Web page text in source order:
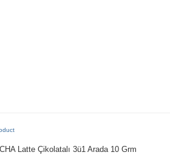
Latte Çikolatalı 3ü1 Arada 10 Grm